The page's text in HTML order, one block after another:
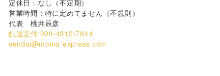
定休日：なし（不定期）
営業時間：特に定めてません（不規則）
代表 桃井辰彦
配送受付:090-4312-7844
sendai@momo-express.com